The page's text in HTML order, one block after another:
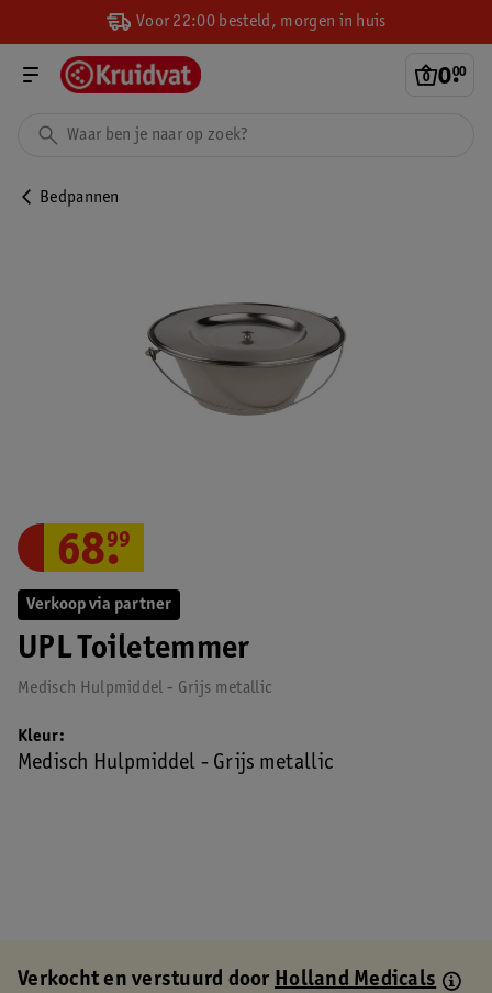
Voor 22:00 besteld, morgen in huis
0.
00
Bedpannen
Verkoop via partner
UPL Toiletemmer
Medisch Hulpmiddel - Grijs metallic
68.
99
Kleur
Medisch Hulpmiddel - Grijs metallic
Verkocht en verstuurd doorHolland Medicals